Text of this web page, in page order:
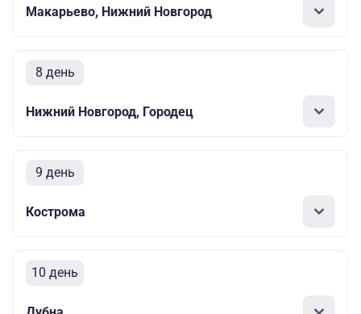
Макарьево, Нижний Новгород
8 день
Нижний Новгород, Городец
9 день
Кострома
10 день